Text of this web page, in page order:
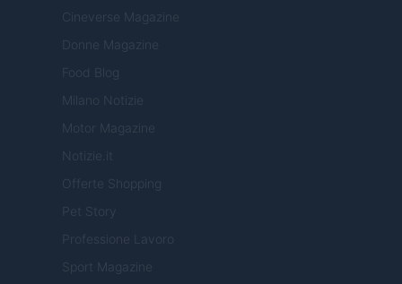
Cineverse Magazine
Donne Magazine
Food Blog
Milano Notizie
Motor Magazine
Notizie.it
Offerte Shopping
Pet Story
Professione Lavoro
Sport Magazine